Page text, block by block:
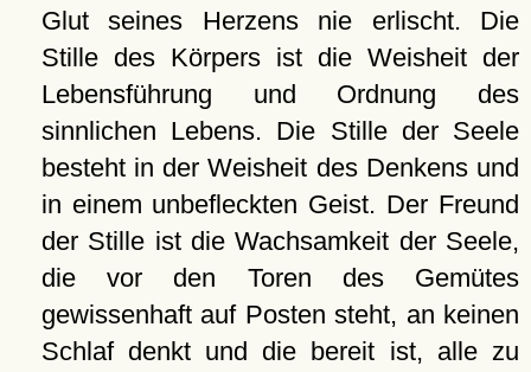
Glut seines Herzens nie erlischt. Die
Stille des Körpers ist die Weisheit der
Lebensführung und Ordnung des
sinnlichen Lebens. Die Stille der Seele
besteht in der Weisheit des Denkens und
in einem unbefleckten Geist. Der Freund
der Stille ist die Wachsamkeit der Seele,
die vor den Toren des Gemütes
gewissenhaft auf Posten steht, an keinen
Schlaf denkt und die bereit ist, alle zu